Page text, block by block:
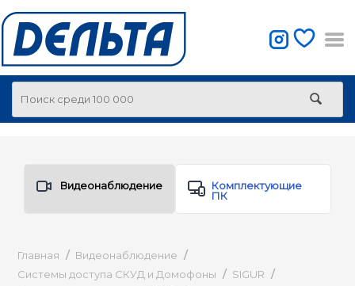
Видеонаблюдение
Комплектующие
ПК
Главная / Видеонаблюдение /
Системы доступа СКУД и Домофоны / SIGUR /